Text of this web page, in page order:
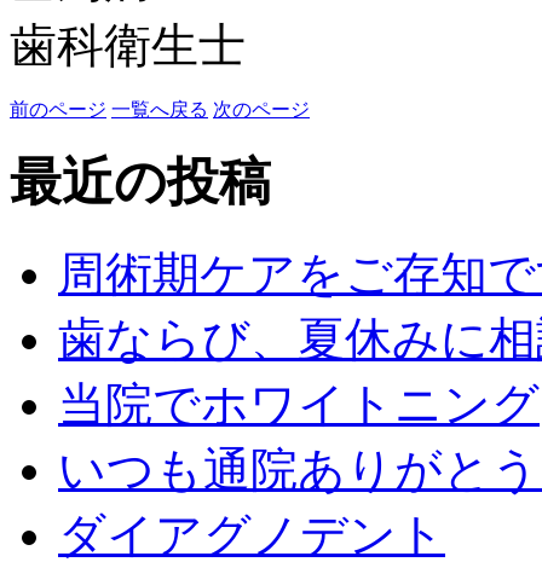
歯科衛生士
前のページ 一覧へ戻る 次のページ
最近の投稿
周術期ケアをご存知
歯ならび、夏休みに
当院でホワイトニング
いつも通院ありがと
ダイアグノデント